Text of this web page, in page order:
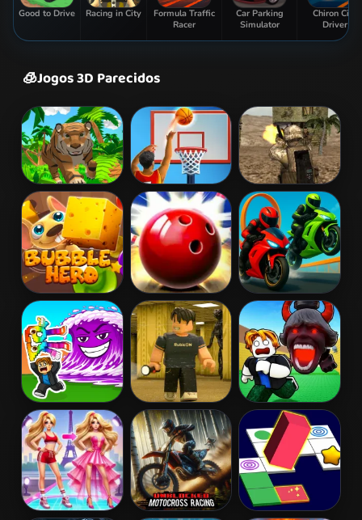
Good to Drive Racing in City
Formula Traffic
Racer
Car Parking
Simulator
Chiron City
Driver
🧊Jogos 3D Parecidos
Tiger Simulator
3D
3D Basketball War Zone
Bubble Hero
3D
Bowling
Masters 3D
Crazy Bike
Stunts PvP
Tsunami
Brainrots
Online
Backrooms Dont Get
Crashed by 67